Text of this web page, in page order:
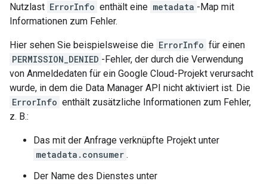
Nutzlast ErrorInfo enthält eine metadata -Map mit
Informationen zum Fehler.
Hier sehen Sie beispielsweise die ErrorInfo für einen
PERMISSION_DENIED -Fehler, der durch die Verwendung
von Anmeldedaten für ein Google Cloud-Projekt verursacht
wurde, in dem die Data Manager API nicht aktiviert ist. Die
ErrorInfo enthält zusätzliche Informationen zum Fehler,
z. B.:
Das mit der Anfrage verknüpfte Projekt unter
metadata.consumer .
Der Name des Dienstes unter